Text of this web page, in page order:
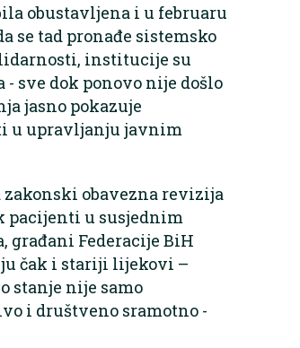
obustavljena i u februaru
se tad pronađe sistemsko
institucije su
sve dok ponovo nije došlo
jasno pokazuje
u upravljanju javnim
zakonski obavezna revizija
pacijenti u susjednim
Federacije BiH
čak i stariji lijekovi –
stanje nije samo
i društveno sramotno -